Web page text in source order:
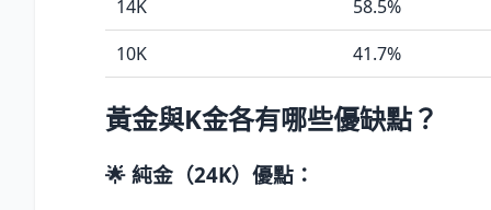
14K
58.5%
10K
41.7%
黃金與K金各有哪些優缺點？
🌟 純金（24K）優點：